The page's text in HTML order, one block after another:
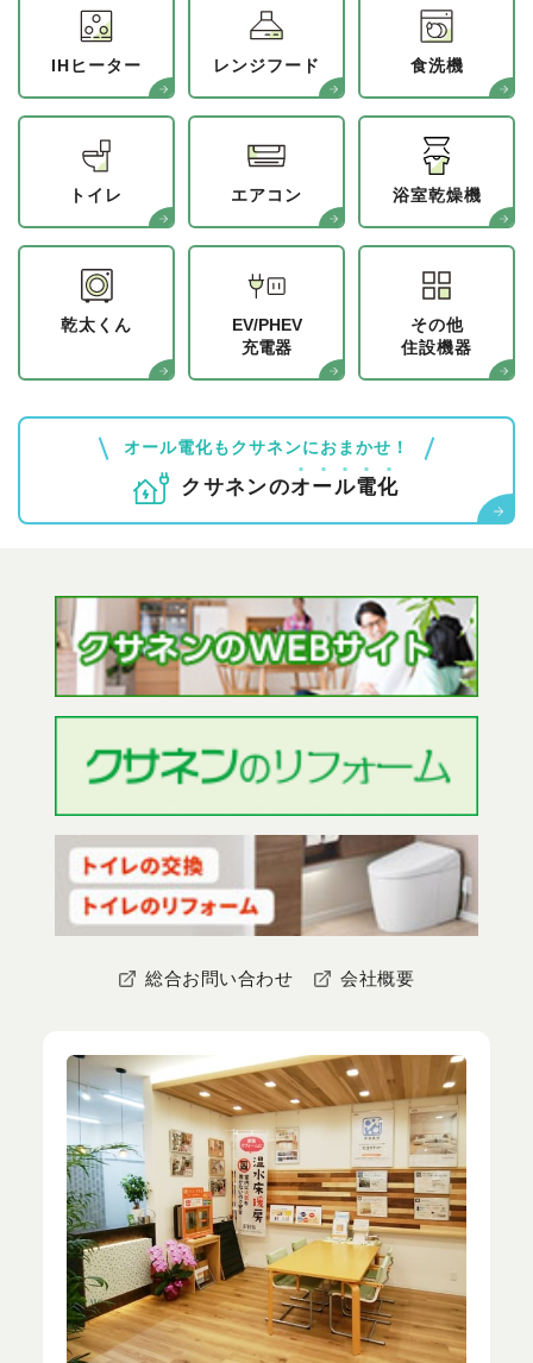
IHヒーター レンジフード 食洗機
トイレ エアコン 浴室乾燥機
乾太くん
EV/PHEV
充電器
その他
住設機器
オール電化もクサネンにおまかせ！
クサネンのオール電化
総合お問い合わせ 会社概要